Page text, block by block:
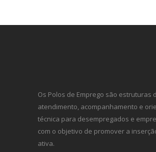
Os Polos de Emprego são estruturas
atendimento, acompanhamento e
técnica para desempregados e
com o objetivo de promover a
ativa.